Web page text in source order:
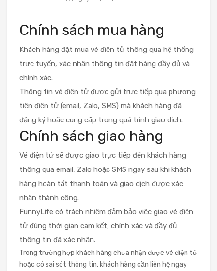
Chính sách mua hàng
Khách hàng đặt mua vé điện tử thông qua hệ thống
trực tuyến, xác nhận thông tin đặt hàng đầy đủ và
chính xác.
Thông tin vé điện tử được gửi trực tiếp qua phương
tiện điện tử (email, Zalo, SMS) mà khách hàng đã
đăng ký hoặc cung cấp trong quá trình giao dịch.
Chính sách giao hàng
Vé điện tử sẽ được giao trực tiếp đến khách hàng
thông qua email, Zalo hoặc SMS ngay sau khi khách
hàng hoàn tất thanh toán và giao dịch được xác
nhận thành công.
FunnyLife có trách nhiệm đảm bảo việc giao vé điện
tử đúng thời gian cam kết, chính xác và đầy đủ
thông tin đã xác nhận.
Trong trường hợp khách hàng chưa nhận được vé điện tử
hoặc có sai sót thông tin, khách hàng cần liên hệ ngay